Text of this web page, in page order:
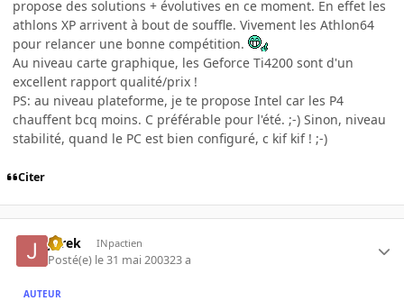
propose des solutions + évolutives en ce moment. En effet les
athlons XP arrivent à bout de souffle. Vivement les Athlon64
pour relancer une bonne compétition.
Au niveau carte graphique, les Geforce Ti4200 sont d'un
excellent rapport qualité/prix !
PS: au niveau plateforme, je te propose Intel car les P4
chauffent bcq moins. C préférable pour l'été. ;-) Sinon, niveau
stabilité, quand le PC est bien configuré, c kif kif ! ;-)
Citer
JBrek INpactien
Posté(e) le 31 mai 200323 a
AUTEUR